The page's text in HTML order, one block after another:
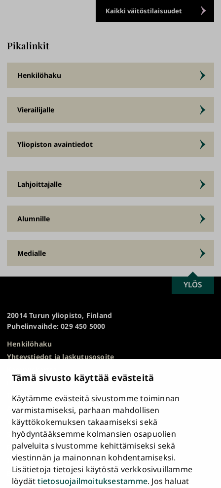
Tämä sivusto käyttää evästeitä
Käytämme evästeitä sivustomme toiminnan
varmistamiseksi, parhaan mahdollisen
käyttökokemuksen takaamiseksi sekä
hyödyntääksemme kolmansien osapuolien
palveluita sivustomme kehittämiseksi sekä
viestinnän ja mainonnan kohdentamiseksi.
Lisätietoja tietojesi käytöstä verkkosivuillamme
löydättietosuojailmoituksestamme. Jos haluat
Kaikki väitöstilaisuudet
Pikalinkit
Henkilöhaku
Vierailijalle
Yliopiston avaintiedot
Lahjoittajalle
Alumnille
Medialle
20014 Turun yliopisto, Finland
Puhelinvaihde: 029 450 5000
Henkilöhaku
Yhteystiedot ja laskutusosoite
HR Excellence in Research
Tietosuojailmoitus
Asiakirjajulkisuuskuvaus ja tietopyynnöt
Väärinkäytösepäilyt
Saavutettavuusseloste
Palaute
Intranet ja sähköiset työkalut
Evästeasetukset
SCROLL
TO
YLÖS